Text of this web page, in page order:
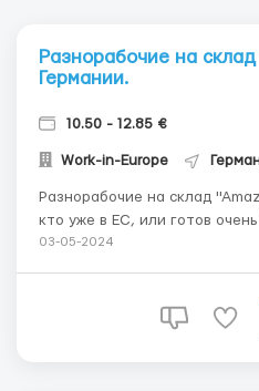
Разнорабочие на
Германии.
10.50 - 12.85 €
Work-in-Europe
Разнорабочие на склад
кто уже в ЕС, или готов очень
Срочная вакансия ! Германия: м. Гамбург. Склад товаров
03-05-2024